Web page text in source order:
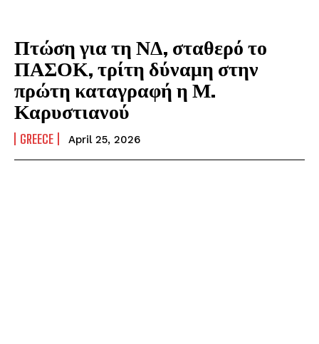
Πτώση για τη ΝΔ, σταθερό το
ΠΑΣΟΚ, τρίτη δύναμη στην
πρώτη καταγραφή η Μ.
Καρυστιανού
GREECE April 25, 2026